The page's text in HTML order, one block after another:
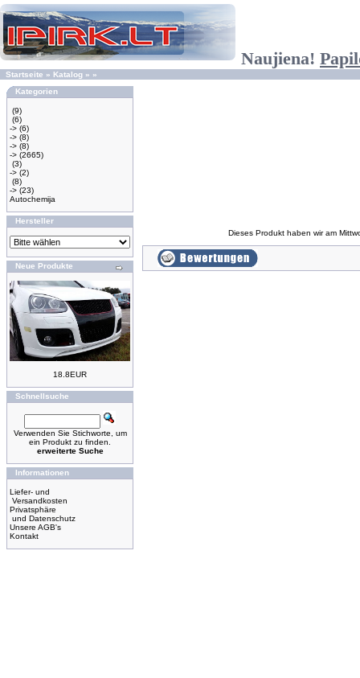
Naujiena!
Startseite » Katalog » »
Kategorien
(9)
(6)
-> (6)
-> (8)
-> (8)
-> (2665)
(3)
-> (2)
(8)
-> (23)
Autochemija
Hersteller
Neue Produkte
18.8EUR
Schnellsuche
Verwenden Sie Stichworte, um
ein Produkt zu finden.
erweiterte Suche
Informationen
Liefer- und
Versandkosten
Privatsphäre
und Datenschutz
Unsere AGB's
Kontakt
Dieses Produkt haben wir am